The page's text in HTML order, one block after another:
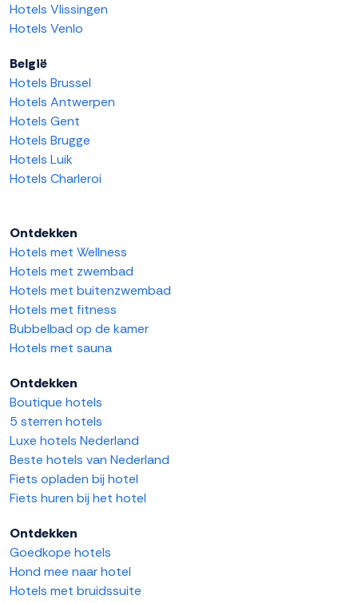
Hotels Vlissingen
Hotels Venlo
België
Hotels Brussel
Hotels Antwerpen
Hotels Gent
Hotels Brugge
Hotels Luik
Hotels Charleroi
Ontdekken
Hotels met Wellness
Hotels met zwembad
Hotels met buitenzwembad
Hotels met fitness
Bubbelbad op de kamer
Hotels met sauna
Ontdekken
Boutique hotels
5 sterren hotels
Luxe hotels Nederland
Beste hotels van Nederland
Fiets opladen bij hotel
Fiets huren bij het hotel
Ontdekken
Goedkope hotels
Hond mee naar hotel
Hotels met bruidssuite